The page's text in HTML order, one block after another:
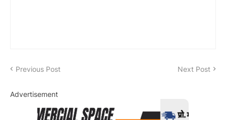
Previous Post Next Post
Advertisement